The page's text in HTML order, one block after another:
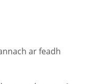
ar feadh